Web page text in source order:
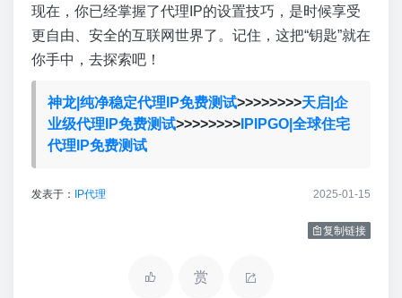
现在，你已经掌握了代理IP的设置技巧，是时候享受
更自由、安全的互联网世界了。记住，这把“钥匙”就在
你手中，去探索吧！
神龙|纯净稳定代理IP免费测试>>>>>>>>天启|企
业级代理IP免费测试>>>>>>>>IPIPGO|全球住宅
代理IP免费测试
发表于： IP代理 2025-01-15
复制链接
赏